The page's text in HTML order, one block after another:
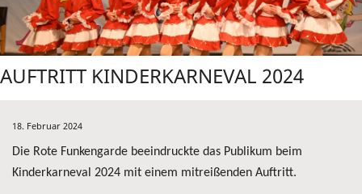
AUFTRITT KINDERKARNEVAL 2024
18. Februar 2024
Die Rote Funkengarde beeindruckte das Publikum beim
Kinderkarneval 2024 mit einem mitreißenden Auftritt.